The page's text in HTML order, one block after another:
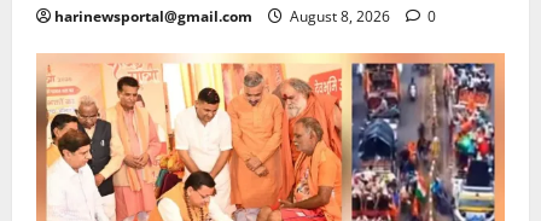
harinewsportal@gmail.com August 8, 2026 0